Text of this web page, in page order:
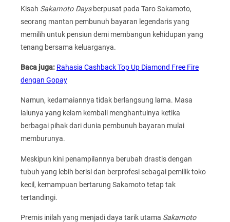
Kisah Sakamoto Daysberpusat pada Taro Sakamoto,
seorang mantan pembunuh bayaran legendaris yang
memilih untuk pensiun demi membangun kehidupan yang
tenang bersama keluarganya.
Baca juga: Rahasia Cashback Top Up Diamond Free Fire
dengan Gopay
Namun, kedamaiannya tidak berlangsung lama. Masa
lalunya yang kelam kembali menghantuinya ketika
berbagai pihak dari dunia pembunuh bayaran mulai
memburunya.
Meskipun kini penampilannya berubah drastis dengan
tubuh yang lebih berisi dan berprofesi sebagai pemilik toko
kecil, kemampuan bertarung Sakamoto tetap tak
tertandingi.
Premis inilah yang menjadi daya tarik utama Sakamoto